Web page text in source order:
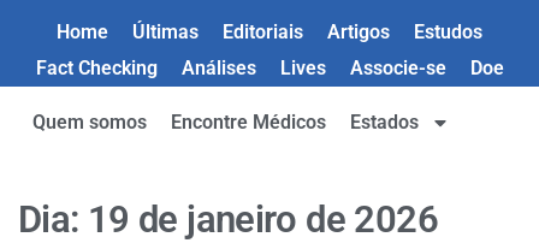
Home Últimas Editoriais Artigos
Estudos
Fact Checking
Análises Lives Associe-se Doe
Quem somos Encontre Médicos Estados
Dia: 19 de janeiro de 2026